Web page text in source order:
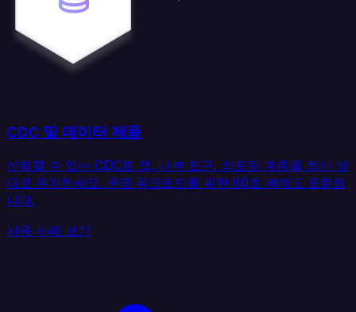
CDC 및 데이터 제품
신뢰할 수 있는 CDC로 앱, 내부 도구, 리포팅 계층을 최신 상
태로 유지하세요. 운영 워크로드를 위한 60초 복제도 포함됩
니다.
사용 사례 보기